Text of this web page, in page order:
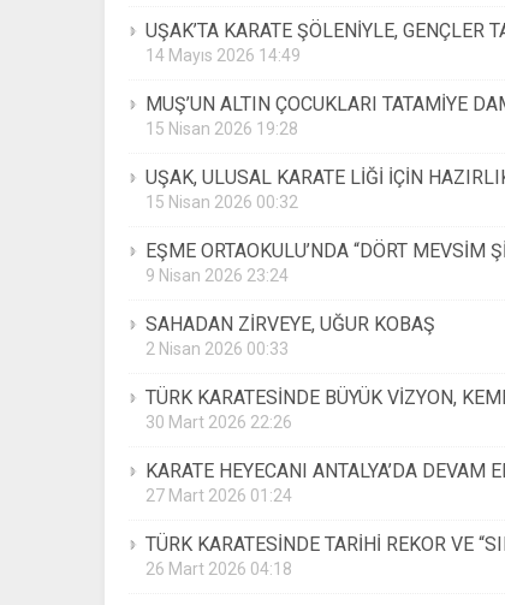
UŞAK’TA KARATE ŞÖLENİYLE, GENÇLER
14 Mayıs 2026 14:49
MUŞ’UN ALTIN ÇOCUKLARI TATAMİYE
15 Nisan 2026 19:28
UŞAK, ULUSAL KARATE LİĞİ İÇİN
15 Nisan 2026 00:32
EŞME ORTAOKULU’NDA “DÖRT MEVSİM
9 Nisan 2026 23:24
SAHADAN ZİRVEYE, UĞUR KOBAŞ
2 Nisan 2026 00:33
TÜRK KARATESİNDE BÜYÜK VİZYON,
30 Mart 2026 22:26
KARATE HEYECANI ANTALYA’DA DEVAM
27 Mart 2026 01:24
TÜRK KARATESİNDE TARİHİ REKOR VE
26 Mart 2026 04:18